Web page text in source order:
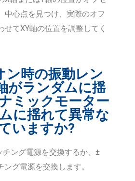
中心点を見つけ、実際のオフ
せてXY軸の位置を調整してく
ン時の振動レン
がランダムに揺
ミックモーター
に揺れて異常な
いますか?
チング電源を交換するか、±
ング電源を交換します。